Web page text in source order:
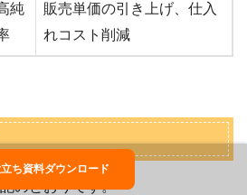
純
販売単価の引き上げ、仕入
れコスト削減
のとおりです。
ち資料ダウンロード